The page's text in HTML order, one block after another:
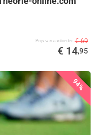
Prijs van aanbieder € 69
€ 14,95
94%